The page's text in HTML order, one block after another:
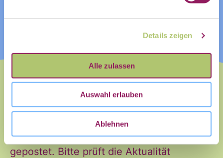
Details zeigen
Alle zulassen
Auswahl erlauben
Ablehnen
Dieses Event wurde zuerst auf
unserer Community Plattform
gepostet. Bitte prüft die Aktualität
Nachname